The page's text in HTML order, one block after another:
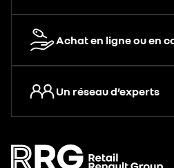
Achat en ligne ou en
Un réseau d’experts